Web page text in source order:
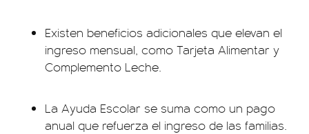
Existen beneficios adicionales que elevan el
ingreso mensual, como Tarjeta Alimentar y
Complemento Leche.
La Ayuda Escolar se suma como un pago
anual que refuerza el ingreso de las familias.